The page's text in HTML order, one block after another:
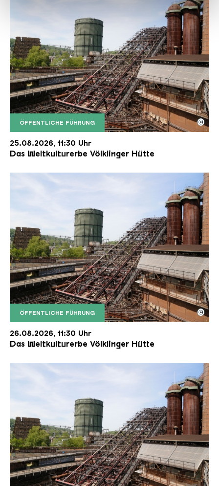
ÖFFENTLICHE FÜHRUNG
Der Erzschrägaufzug der Völklinger Hütte mit
Copyright: Weltkulturerbe Völklinger Hütte | Karl
©
25.08.2026, 11:30 Uhr
Das Weltkulturerbe Völklinger Hütte
ÖFFENTLICHE FÜHRUNG
Der Erzschrägaufzug der Völklinger Hütte mit
Copyright: Weltkulturerbe Völklinger Hütte | Karl
©
26.08.2026, 11:30 Uhr
Das Weltkulturerbe Völklinger Hütte